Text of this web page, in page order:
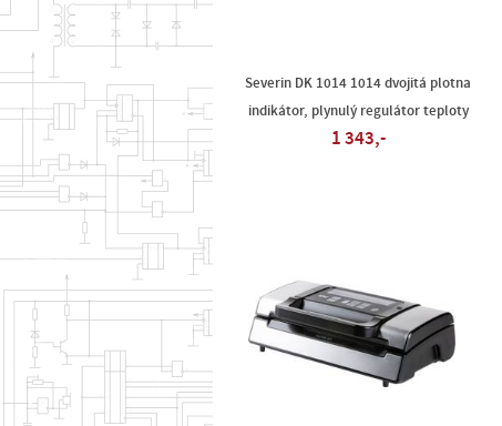
Severin DK 1014 1014 dvojitá plotna
indikátor, plynulý regulátor teploty
1 343,-